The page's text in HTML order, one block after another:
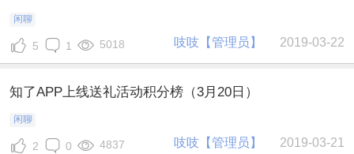
闲聊
5 1 5018 吱吱【管理员】 2019-03-22
知了APP上线送礼活动积分榜（3月20日）
闲聊
2 0 4837 吱吱【管理员】 2019-03-21